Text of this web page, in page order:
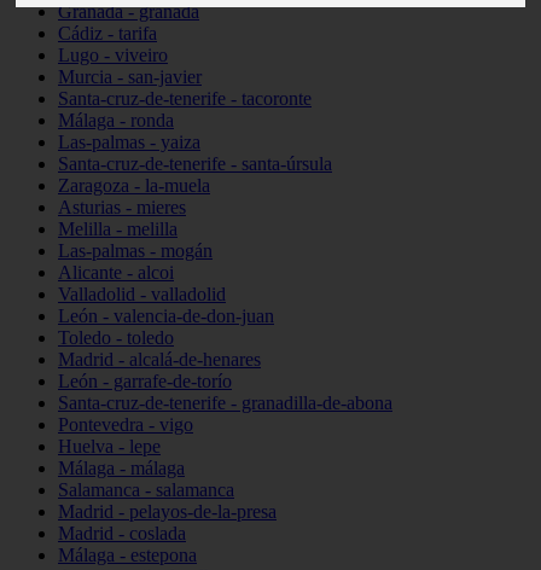
Granada - granada
Cádiz - tarifa
Lugo - viveiro
Murcia - san-javier
Santa-cruz-de-tenerife - tacoronte
Málaga - ronda
Las-palmas - yaiza
Santa-cruz-de-tenerife - santa-úrsula
Zaragoza - la-muela
Asturias - mieres
Melilla - melilla
Las-palmas - mogán
Alicante - alcoi
Valladolid - valladolid
León - valencia-de-don-juan
Toledo - toledo
Madrid - alcalá-de-henares
León - garrafe-de-torío
Santa-cruz-de-tenerife - granadilla-de-abona
Pontevedra - vigo
Huelva - lepe
Málaga - málaga
Salamanca - salamanca
Madrid - pelayos-de-la-presa
Madrid - coslada
Málaga - estepona